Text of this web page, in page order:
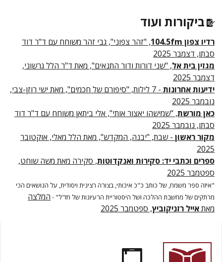
ביקורות ועוד
רדיו צפון 104.5fm
, "זהר צפוני", גבי זהר משוחח עם ד"ר דוד
סבתו, דצמבר 2025
מגזין בית אל, "שני דורות ודור התנאים", מאת ד"ר הלל גרשוני,
דצמבר 2025
ידיעות אחרונות
- 7 לילות, "סיפורם של חכמים", מאת ישי רוזן-צבי,
נובמבר 2025
כאן מורשת, "שמישהו יאצור אותי", אלי ביתאן משוחח עם ד"ר דוד
סבתו, נובמבר 2025
מקור ראשון - שבת, "יבנה, המקדש", מאת הלל מאלי, אוקטובר
2025
ספרים וכתבי יד: סקירות ואנקדוטות, סקירה מאת משה שוחט,
ספטמבר 2025
"איזה ספר משמח, של כותב כ"כ איכותי, בצורה רצינית ויסודית, על הנושאים הכי
מרתקים של מחשבת ההלכה ושל היסטוריית הרעיונות של חז"ל" - המלצה
מאתאייל רזניקוביץ, ספטמבר 2025